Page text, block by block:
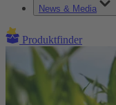
News & Media
Produktfinder